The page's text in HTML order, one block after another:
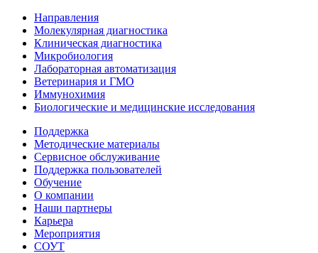
Направления
Молекулярная диагностика
Клиническая диагностика
Микробиология
Лабораторная автоматизация
Ветеринария и ГМО
Иммунохимия
Биологические и медицинские исследования
Поддержка
Методические материалы
Сервисное обслуживание
Поддержка пользователей
Обучение
О компании
Наши партнеры
Карьера
Мероприятия
СОУТ